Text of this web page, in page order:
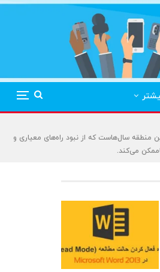
منطقه سال‌هاست که از نبود راه‌های معیاری و
می‌کند.